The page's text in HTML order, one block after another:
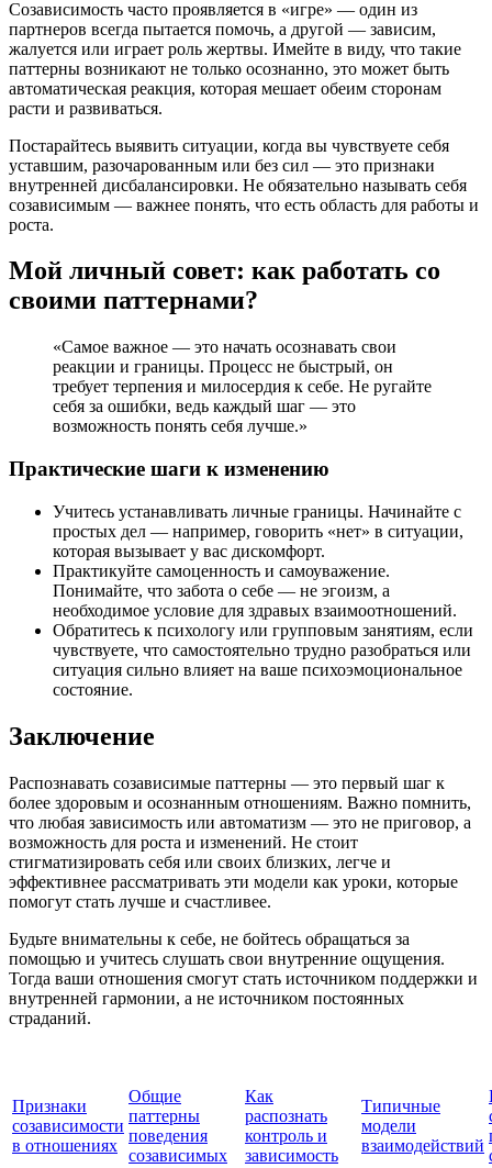
Созависимость часто проявляется в «игре» — один из
партнеров всегда пытается помочь, а другой — зависим,
жалуется или играет роль жертвы. Имейте в виду, что такие
паттерны возникают не только осознанно, это может быть
автоматическая реакция, которая мешает обеим сторонам
расти и развиваться.
Постарайтесь выявить ситуации, когда вы чувствуете себя
уставшим, разочарованным или без сил — это признаки
внутренней дисбалансировки. Не обязательно называть себя
созависимым — важнее понять, что есть область для работы и
роста.
Мой личный совет: как работать со
своими паттернами?
«Самое важное — это начать осознавать свои
реакции и границы. Процесс не быстрый, он
требует терпения и милосердия к себе. Не ругайте
себя за ошибки, ведь каждый шаг — это
возможность понять себя лучше.»
Практические шаги к изменению
Учитесь устанавливать личные границы. Начинайте с
простых дел — например, говорить «нет» в ситуации,
которая вызывает у вас дискомфорт.
Практикуйте самоценность и самоуважение.
Понимайте, что забота о себе — не эгоизм, а
необходимое условие для здравых взаимоотношений.
Обратитесь к психологу или групповым занятиям, если
чувствуете, что самостоятельно трудно разобраться или
ситуация сильно влияет на ваше психоэмоциональное
состояние.
Заключение
Распознавать созависимые паттерны — это первый шаг к
более здоровым и осознанным отношениям. Важно помнить,
что любая зависимость или автоматизм — это не приговор, а
возможность для роста и изменений. Не стоит
стигматизировать себя или своих близких, легче и
эффективнее рассматривать эти модели как уроки, которые
помогут стать лучше и счастливее.
Будьте внимательны к себе, не бойтесь обращаться за
помощью и учитесь слушать свои внутренние ощущения.
Тогда ваши отношения смогут стать источником поддержки и
внутренней гармонии, а не источником постоянных
страданий.
Признаки
созависимости
в отношениях
Общие
паттерны
поведения
созависимых
Как
распознать
контроль и
зависимость
Типичные
модели
взаимодействий